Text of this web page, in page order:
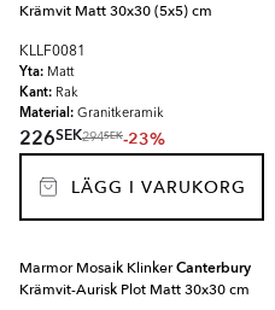
Krämvit Matt 30x30 (5x5) cm
KLLF0081
Yta: Matt
Kant: Rak
Material: Granitkeramik
226SEK294SEK-23%
LÄGG I VARUKORG
Marmor Mosaik KlinkerCanterbury
Krämvit-Aurisk Plot Matt 30x30 cm